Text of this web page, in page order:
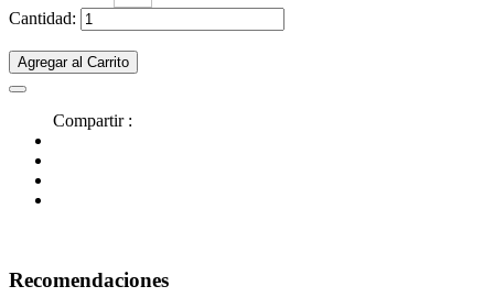
Cantidad:
Agregar al Carrito
Compartir :
Recomendaciones